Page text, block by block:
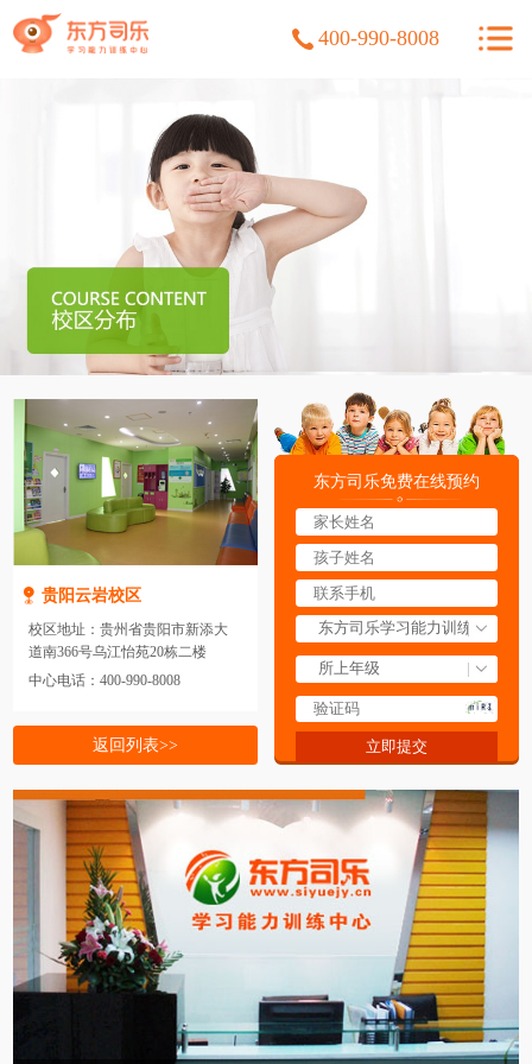
400-990-8008
贵阳云岩校区
校区地址：贵州省贵阳市新添大
道南366号乌江怡苑20栋二楼
中心电话：400-990-8008
返回列表>>
东方司乐免费在线预约
立即提交